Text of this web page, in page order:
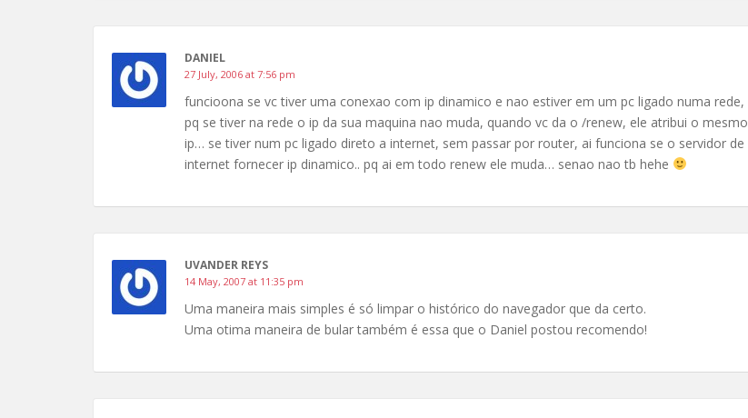
DANIEL
27 July, 2006 at 7:56 pm
funcioona se vc tiver uma conexao com ip dinamico e nao estiver em um pc ligado numa rede,
pq se tiver na rede o ip da sua maquina nao muda, quando vc da o /renew, ele atribui o mesmo
ip… se tiver num pc ligado direto a internet, sem passar por router, ai funciona se o servidor de
internet fornecer ip dinamico.. pq ai em todo renew ele muda… senao nao tb hehe
UVANDER REYS
14 May, 2007 at 11:35 pm
Uma maneira mais simples é só limpar o histórico do navegador que da certo.
Uma otima maneira de bular também é essa que o Daniel postou recomendo!